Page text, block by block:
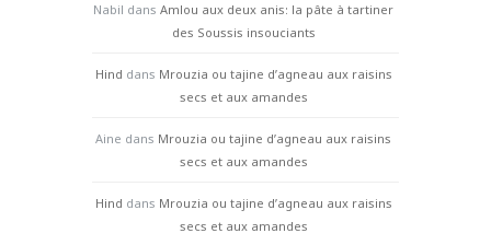
Nabil dans Amlou aux deux anis: la pâte à tartiner
des Soussis insouciants
Hind dans Mrouzia ou tajine d’agneau aux raisins
secs et aux amandes
Aine dans Mrouzia ou tajine d’agneau aux raisins
secs et aux amandes
Hind dans Mrouzia ou tajine d’agneau aux raisins
secs et aux amandes